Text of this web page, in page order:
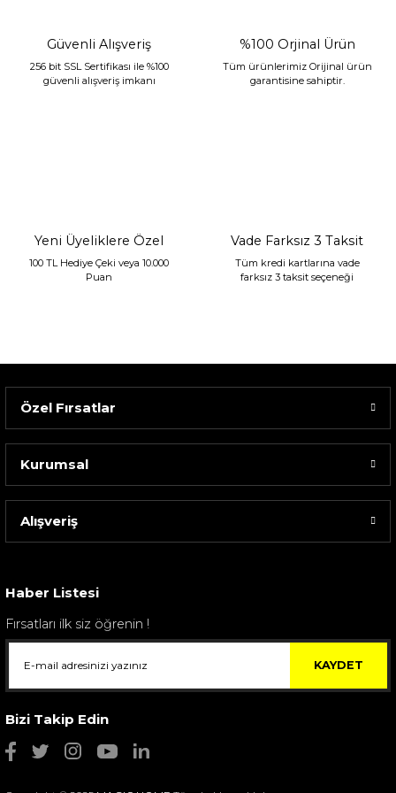
Sarev Elfıda Flanel Nevresim Takımı Çift Kişili...
Güvenli Alışveriş
256 bit SSL Sertifikası ile %100
güvenli alışveriş imkanı
%100 Orjinal Ürün
Tüm ürünlerimiz Orijinal ürün
garantisine sahiptir.
Yeni Üyeliklere Özel
100 TL Hediye Çeki veya 10.000
Puan
Vade Farksız 3 Taksit
Tüm kredi kartlarına vade
farksız 3 taksit seçeneği
Özel Fırsatlar
Kurumsal
Alışveriş
Haber Listesi
Fırsatları ilk siz öğrenin !
KAYDET
Bizi Takip Edin